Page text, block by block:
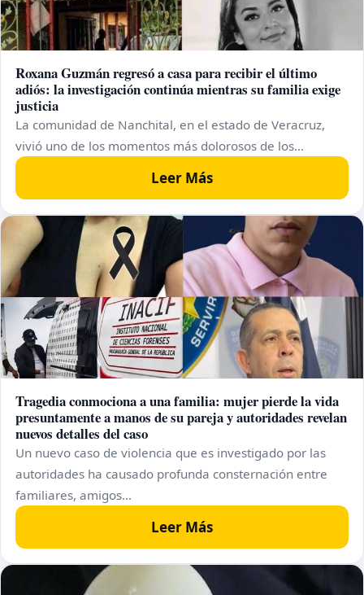
Roxana Guzmán regresó a casa para recibir el último
adiós: la investigación continúa mientras su familia exige
justicia
La comunidad de Nanchital, en el estado de Veracruz,
vivió uno de los momentos más dolorosos de los…
Leer Más
Tragedia conmociona a una familia: mujer pierde la vida
presuntamente a manos de su pareja y autoridades revelan
nuevos detalles del caso
Un nuevo caso de violencia que es investigado por las
autoridades ha causado profunda consternación entre
familiares, amigos…
Leer Más